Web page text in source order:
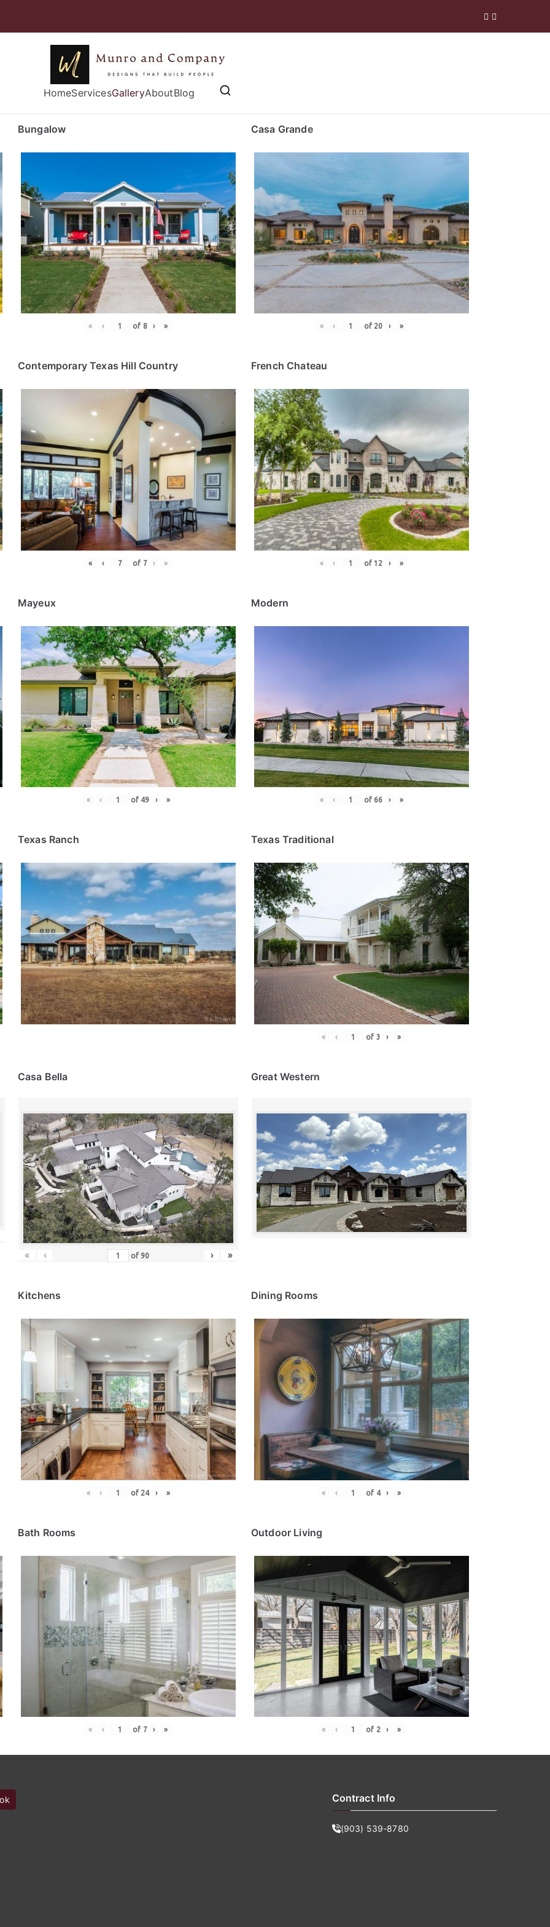
Munro and Company
Designs that Build People
HomeServicesGalleryAboutBlog
Bungalow
« ‹ of 8 › »
Casa Grande
« ‹ of 20 › »
Contemporary Texas Hill Country
« ‹ of 7 › »
French Chateau
« ‹ of12 › »
Mayeux
« ‹ of 49 › »
Modern
« ‹ of 66 › »
Texas Ranch Texas Traditional
« ‹ of 3 › »
Casa Bella
« ‹ of 90 › »
Great Western
Kitchens
« ‹ of 24 › »
Dining Rooms
« ‹ of 4 › »
Bath Rooms
« ‹ of 7 › »
Outdoor Living
« ‹ of 2 › »
Contract Info
(903) 539-8780